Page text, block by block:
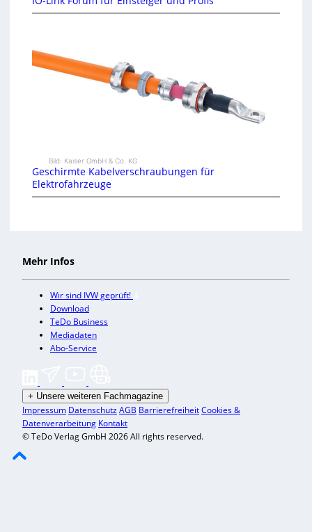
Bild: Kaiser GmbH & Co. KG
Geschirmte Kabelverschraubungen für
Elektrofahrzeuge
Mehr Infos
Wir sind IVW geprüft!
Download
TeDo Business
Mediadaten
Abo-Service
+ Unsere weiteren Fachmagazine
Impressum DatenschutzAGB BarrierefreiheitCookies &
Datenverarbeitung Kontakt
© TeDo Verlag GmbH 2026 All rights reserved.